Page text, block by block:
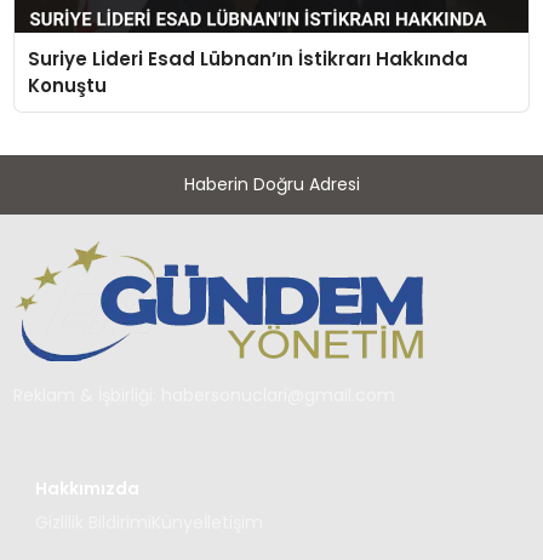
Suriye Lideri Esad Lübnan’ın İstikrarı Hakkında
Konuştu
Haberin Doğru Adresi
Hakkımızda